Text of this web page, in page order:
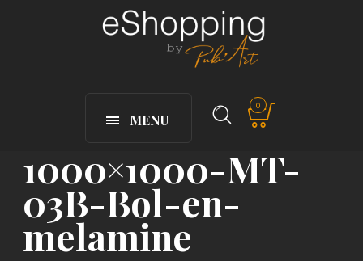
MENU
0
1000×1000-MT-
03B-Bol-en-
melamine